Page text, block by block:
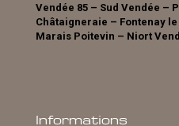
Vendée 85 – Sud Vendée –
Châtaigneraie – Fontenay
Marais Poitevin – Niort
Informations